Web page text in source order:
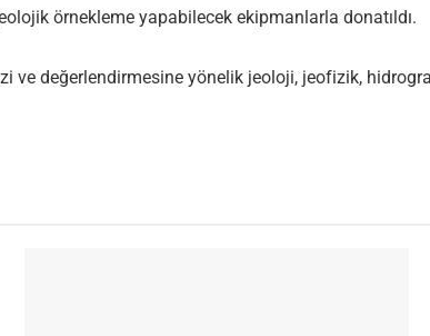
örnekleme yapabilecek ekipmanlarla donatıldı.
ve değerlendirmesine yönelik jeoloji, jeofizik,